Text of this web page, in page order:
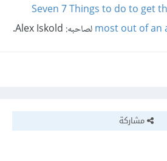
Seven 7 Things to do to get
most out of anلصاحبه: Alex Iskold.
مشاركة